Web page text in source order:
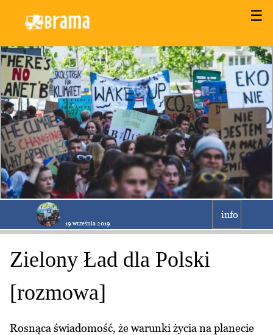
☰
19 września 2019
info
Zielony Ład dla Polski
[rozmowa]
Rosnąca świadomość, że warunki życia na planecie